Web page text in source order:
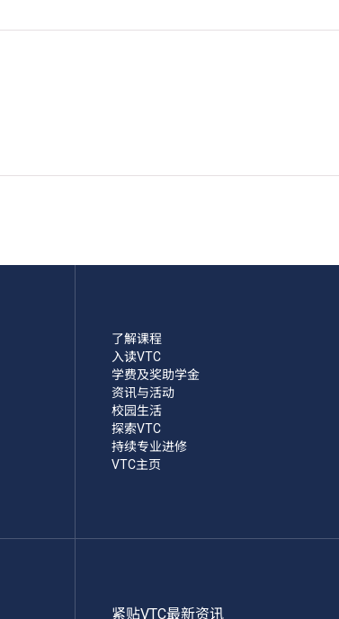
了解课程
入读VTC
学费及奖助学金
资讯与活动
校园生活
探索VTC
持续专业进修
VTC主页
紧贴VTC最新资讯